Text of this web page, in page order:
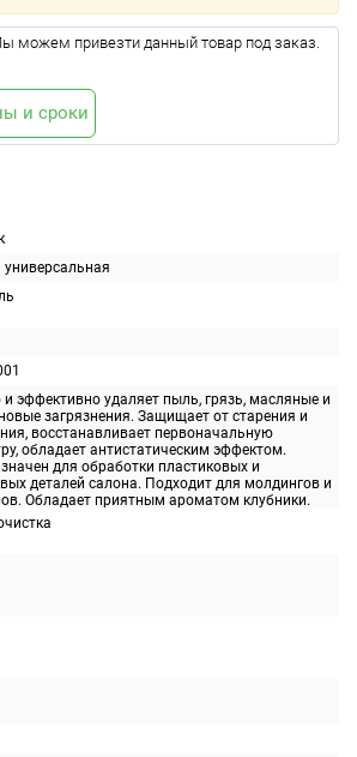
и эффективно удаляет пыль, грязь, масляные и
загрязнения. Защищает от старения и
восстанавливает первоначальную
обладает антистатическим эффектом.
для обработки пластиковых и
деталей салона. Подходит для молдингов и
Обладает приятным ароматом клубники.
можем привезти данный товар под заказ.
и сроки